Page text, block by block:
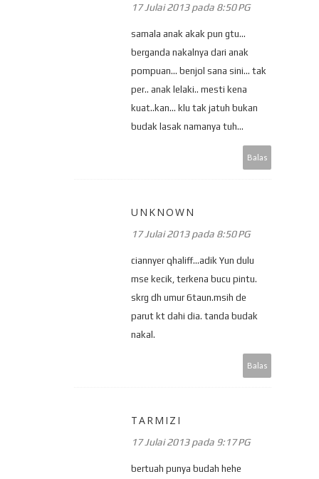
17 Julai 2013 pada 8:50 PG
samala anak akak pun gtu...
berganda nakalnya dari anak
pompuan... benjol sana sini... tak
per.. anak lelaki.. mesti kena
kuat..kan... klu tak jatuh bukan
budak lasak namanya tuh...
Balas
UNKNOWN
17 Julai 2013 pada 8:50 PG
ciannyer qhaliff...adik Yun dulu
mse kecik, terkena bucu pintu.
skrg dh umur 6taun.msih de
parut kt dahi dia. tanda budak
nakal.
Balas
TARMIZI
17 Julai 2013 pada 9:17 PG
bertuah punya budah hehe